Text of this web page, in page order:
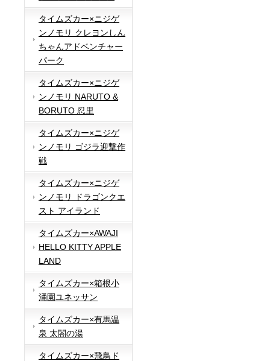
タイムズカー×ニジゲ
ンノモリ クレヨンしん
ちゃんアドベンチャー
パーク
タイムズカー×ニジゲ
ンノモリ NARUTO &
BORUTO 忍里
タイムズカー×ニジゲ
ンノモリ ゴジラ迎撃作
戦
タイムズカー×ニジゲ
ンノモリ ドラゴンクエ
スト アイランド
タイムズカー×AWAJI
HELLO KITTY APPLE
LAND
タイムズカー×箱根小
涌園ユネッサン
タイムズカー×有馬温
泉 太閤の湯
タイムズカー×飛鳥ド